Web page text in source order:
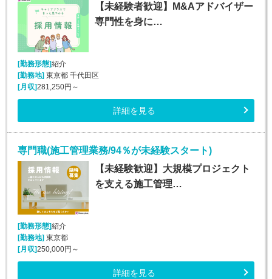
【未経験者歓迎】M&Aアドバイザー
専門性を身に…
[勤務形態]紹介
[勤務地]東京都 千代田区
[月収]281,250円～
詳細を見る
専門職(施工管理業務/94％が未経験スタート)
【未経験歓迎】大規模プロジェクト
を支える施工管理…
[勤務形態]紹介
[勤務地] 東京都
[月収]250,000円～
詳細を見る